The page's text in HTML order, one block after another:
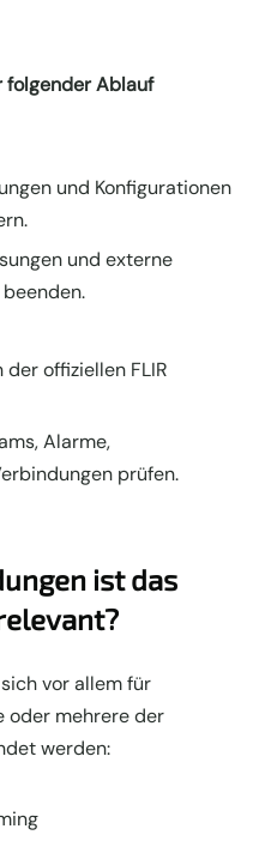
folgender Ablauf
und Konfigurationen
und externe
offiziellen FLIR
Alarme,
prüfen.
ist das
vor allem für
oder mehrere der
werden: